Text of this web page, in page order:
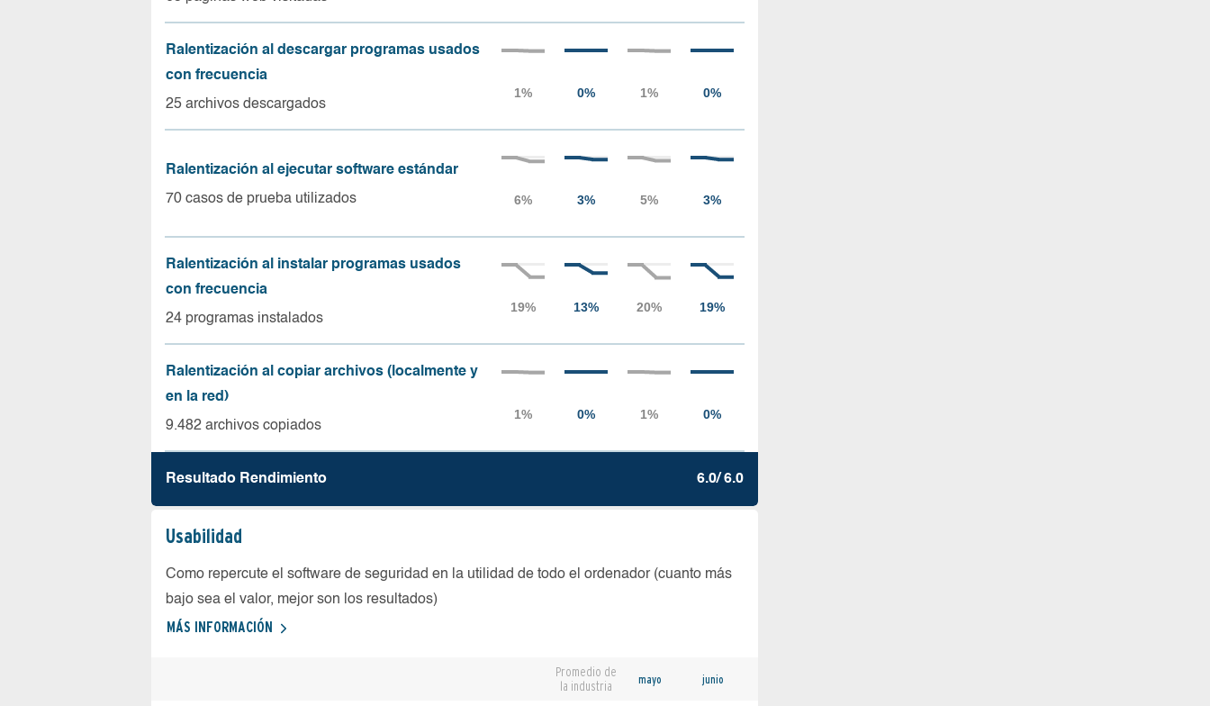
Ralentización al descargar programas usados
con frecuencia
25 archivos descargados
Ralentización al ejecutar software estándar
70 casos de prueba utilizados
Ralentización al instalar programas usados
con frecuencia
24 programas instalados
Ralentización al copiar archivos (localmente y
en la red)
9.482 archivos copiados
Resultado Rendimiento 6.0/ 6.0
Usabilidad
Como repercute el software de seguridad en la utilidad de todo el ordenador (cuanto más
bajo sea el valor, mejor son los resultados)
MÁS INFORMACIÓN
Promedio de
la industria
mayo junio